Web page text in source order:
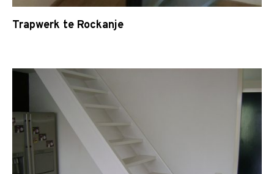
Trapwerk te Rockanje